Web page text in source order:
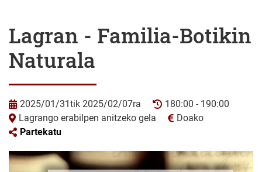
Lagran - Familia-Botikin
Naturala
2025/01/31tik 2025/02/07ra
180:00 - 190:00
Lagrango erabilpen anitzeko gela
Doako
Partekatu